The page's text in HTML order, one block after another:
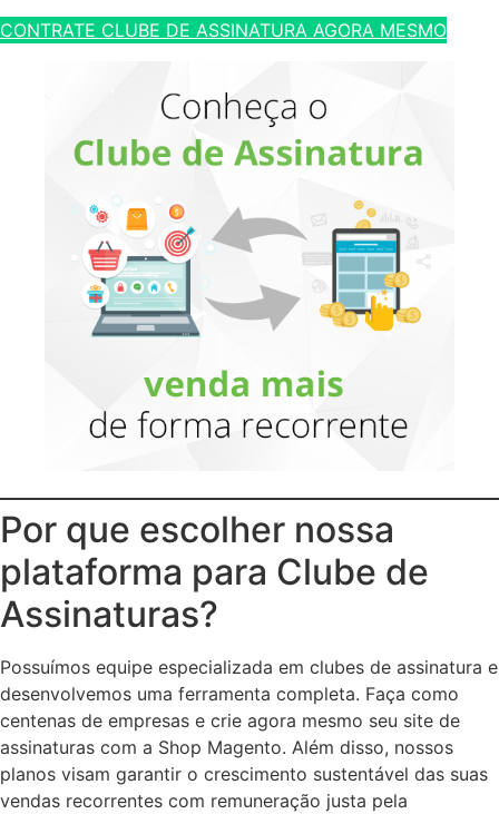
CONTRATE CLUBE DE ASSINATURA AGORA MESMO
Por que escolher nossa
plataforma para Clube de
Assinaturas?
Possuímos equipe especializada em clubes de assinatura e
desenvolvemos uma ferramenta completa. Faça como
centenas de empresas e crie agora mesmo seu site de
assinaturas com a Shop Magento. Além disso, nossos
planos visam garantir o crescimento sustentável das suas
vendas recorrentes com remuneração justa pela